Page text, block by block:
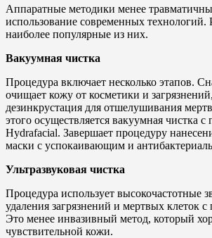
Аппаратные методики менее
использование современных технологий.
наиболее популярные из них.
Вакуумная чистка
Процедура включает несколько этапов.
очищает кожу от косметики и
дезинкрустация для отшелушивания
этого осуществляется вакуумная чистка
Hydrafacial. Завершает процедуру
маски с успокаивающим и
Ультразвуковая чистка
Процедура использует высокочастотные
удаления загрязнений и мертвых клеток
Это менее инвазивный метод, который
чувствительной кожи.